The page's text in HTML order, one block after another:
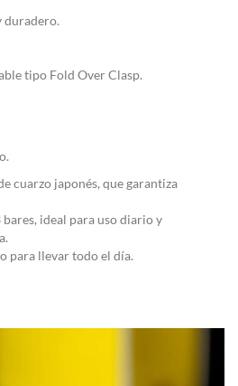
duradero.
tipo Fold Over Clasp.
cuarzo japonés, que garantiza
bares, ideal para uso diario y
para llevar todo el día.